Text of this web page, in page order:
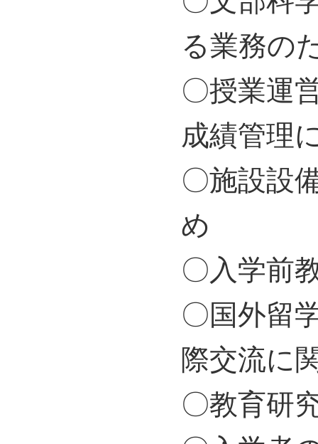
る業務の
〇授業運
成績管理
〇施設設
め
〇入学前
〇国外留
際交流に
〇教育研